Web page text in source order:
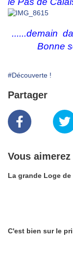
......demain
Bonne
#Découverte !
Partager
Vous
La grande Loge de
C'est bien